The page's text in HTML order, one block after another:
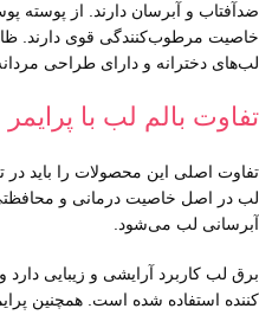
ضدآفتاب و آبرسان دارند. از پوسته
خاصیت مرطوب‌کنندگی قوی دارند.
لب‌های دخترانه و دارای طراحی
تفاوت بالم لب با
تفاوت اصلی این محصولات را باید در
لب در اصل خاصیت درمانی و
آبرسانی لب می‌شود.
برق لب کاربرد آرایشی و زیبایی دارد
کننده استفاده شده است. همچنین